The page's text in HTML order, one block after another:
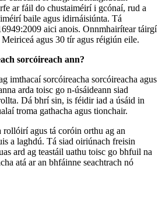
ar fáil do chustaiméirí i gcónaí, rud a
baile agus idirnáisiúnta. Tá
aici anois. Onnmhairítear táirgí
agus 30 tír agus réigiún eile.
sorcóireach ann?
imthacaí sorcóireacha sorcóireacha agus
arda toisc go n-úsáideann siad
Dá bhrí sin, is féidir iad a úsáid in
troma gathacha agus tionchair.
rollóirí agus tá coróin orthu ag an
a laghdú. Tá siad oiriúnach freisin
ard ag teastáil uathu toisc go bhfuil na
atá ar an bhfáinne seachtrach nó